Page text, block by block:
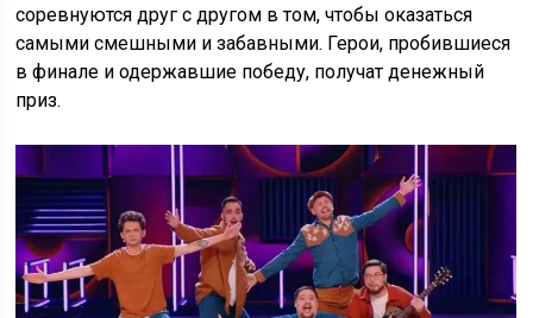
соревнуются друг с другом в том, чтобы оказаться
самыми смешными и забавными. Герои, пробившиеся
в финале и одержавшие победу, получат денежный
приз.